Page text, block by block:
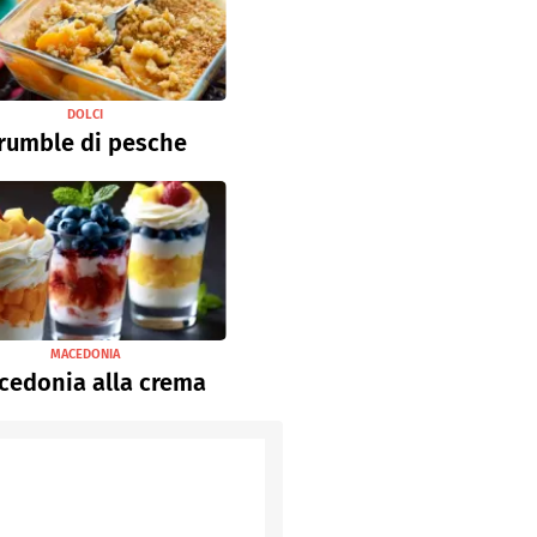
DOLCI
di pesche
MACEDONIA
alla crema